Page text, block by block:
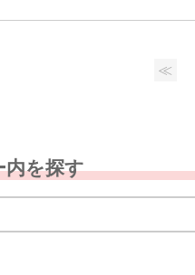
≪
を探す